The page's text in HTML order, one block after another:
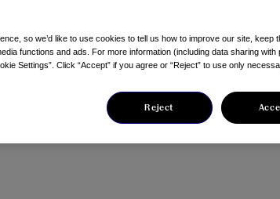
y la
so we’d like to use cookies to tell us how to improve our site, keep
functions and ads. For more information (including data sharing with
Settings”. Click “Accept” if you agree or “Reject” to use only
Reject